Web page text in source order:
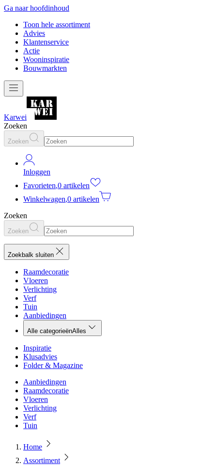
Ga naar hoofdinhoud
Toon hele assortiment
Advies
Klantenservice
Actie
Wooninspiratie
Bouwmarkten
Karwei
Zoeken
Zoeken
Inloggen
Favorieten,0 artikelen
Winkelwagen,0 artikelen
Zoeken
Zoeken
Zoekbalk sluiten
Raamdecoratie
Vloeren
Verlichting
Verf
Tuin
Aanbiedingen
Alle categorieënAlles
Inspiratie
Klusadvies
Folder & Magazine
Aanbiedingen
Raamdecoratie
Vloeren
Verlichting
Verf
Tuin
Home
Assortiment